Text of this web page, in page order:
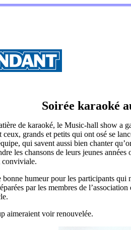
Soirée karaoké
de karaoké, le Music-hall show a
ceux, grands et petits qui ont osé se
qui savent aussi bien chanter
les chansons de leurs jeunes
conviviale.
humeur pour les participants
par les membres de
aimeraient voir renouvelée.